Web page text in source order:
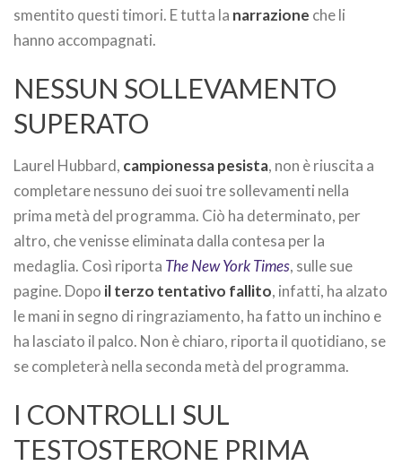
smentito questi timori. E tutta la narrazione che li
hanno accompagnati.
NESSUN SOLLEVAMENTO
SUPERATO
Laurel Hubbard, campionessa pesista, non è riuscita a
completare nessuno dei suoi tre sollevamenti nella
prima metà del programma. Ciò ha determinato, per
altro, che venisse eliminata dalla contesa per la
medaglia. Così riporta The New York Times, sulle sue
pagine. Dopo il terzo tentativo fallito, infatti, ha alzato
le mani in segno di ringraziamento, ha fatto un inchino e
ha lasciato il palco. Non è chiaro, riporta il quotidiano, se
se completerà nella seconda metà del programma.
I CONTROLLI SUL
TESTOSTERONE PRIMA